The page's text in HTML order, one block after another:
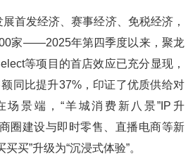
发经济、赛事经济、免税经济，
家——2025年第四季度以来，聚龙
等项目的首店效应已充分显现，
同比提升37%，印证了优质供给对
场景端，“羊城消费新八景”IP升
圈建设与即时零售、直播电商等新
买”升级为“沉浸式体验”。